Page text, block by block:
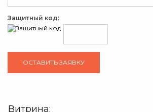
Защитный код:
Витрина: